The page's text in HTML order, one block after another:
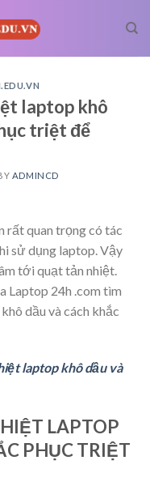
laptop khô
triệt để
ADMINCD
rất quan trọng có tác
sử dụng laptop. Vậy
tới quạt tản nhiệt.
Laptop 24h .com tìm
dầu và cách khắc
laptop khô dầu và
LAPTOP
PHỤC TRIỆT